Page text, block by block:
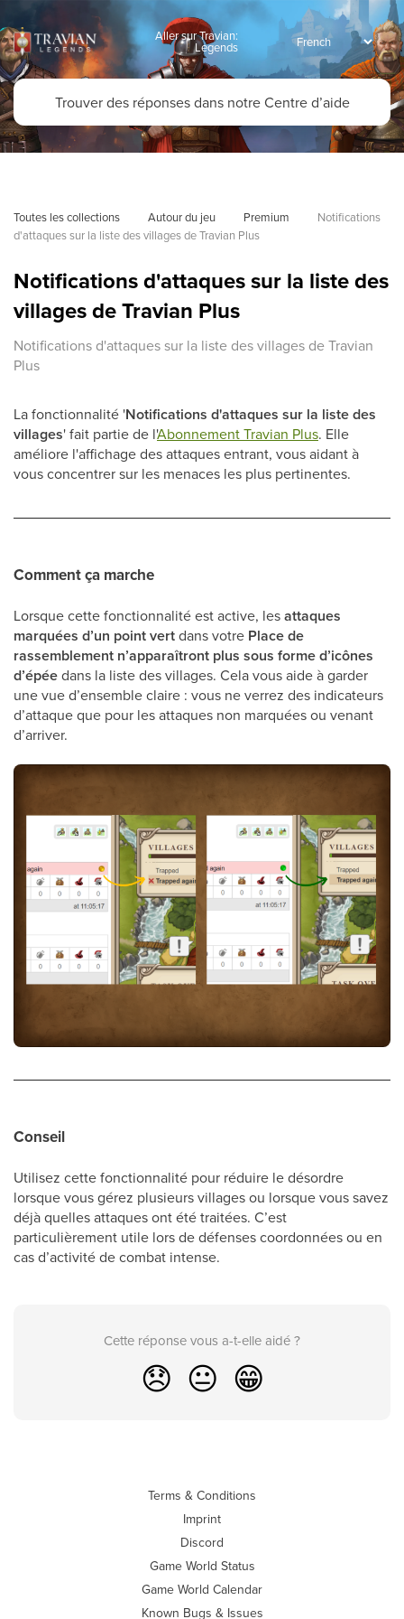
Aller sur Travian:
Legends
Toutes les collections Autour du jeu Premium
Notifications
d'attaques sur la liste des villages de Travian Plus
Notifications d'attaques sur la liste des
villages de Travian Plus
Notifications d'attaques sur la liste des villages de Travian
Plus
La fonctionnalité 'Notifications d'attaques sur la liste des
villages' fait partie de l'Abonnement Travian Plus. Elle
améliore l'affichage des attaques entrant, vous aidant à
vous concentrer sur les menaces les plus pertinentes.
Comment ça marche
Lorsque cette fonctionnalité est active, lesattaques
marquées d’un point vertdans votre Place de
rassemblement n’apparaîtront plus sous forme d’icônes
d’épéedans la liste des villages. Cela vous aide à garder
une vue d’ensemble claire : vous ne verrez des indicateurs
d’attaque que pour les attaques non marquées ou venant
d’arriver.
Conseil
Utilisez cette fonctionnalité pour réduire le désordre
lorsque vous gérez plusieurs villages ou lorsque vous savez
déjà quelles attaques ont été traitées. C’est
particulièrement utile lors de défenses coordonnées ou en
cas d’activité de combat intense.
Cette réponse vous a-t-elle aidé ?
😞 😐 😁
Terms & Conditions
Imprint
Discord
Game World Status
Game World Calendar
Known Bugs & Issues